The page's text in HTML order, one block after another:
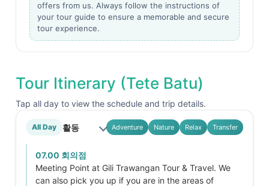
offers from us. Always follow the instructions of
your tour guide to ensure a memorable and secure
tour experience.
Tour Itinerary (Tete Batu)
Tap all day to view the schedule and trip details.
All Day 활동 Adventure Nature Relax Transfer
07.00 회의점
Meeting Point at Gili Trawangan Tour & Travel. We
can also pick you up if you are in the areas of